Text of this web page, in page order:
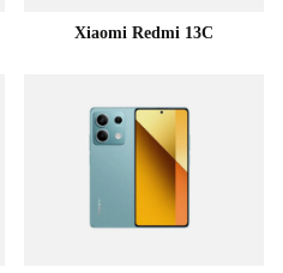
Xiaomi Redmi 13C